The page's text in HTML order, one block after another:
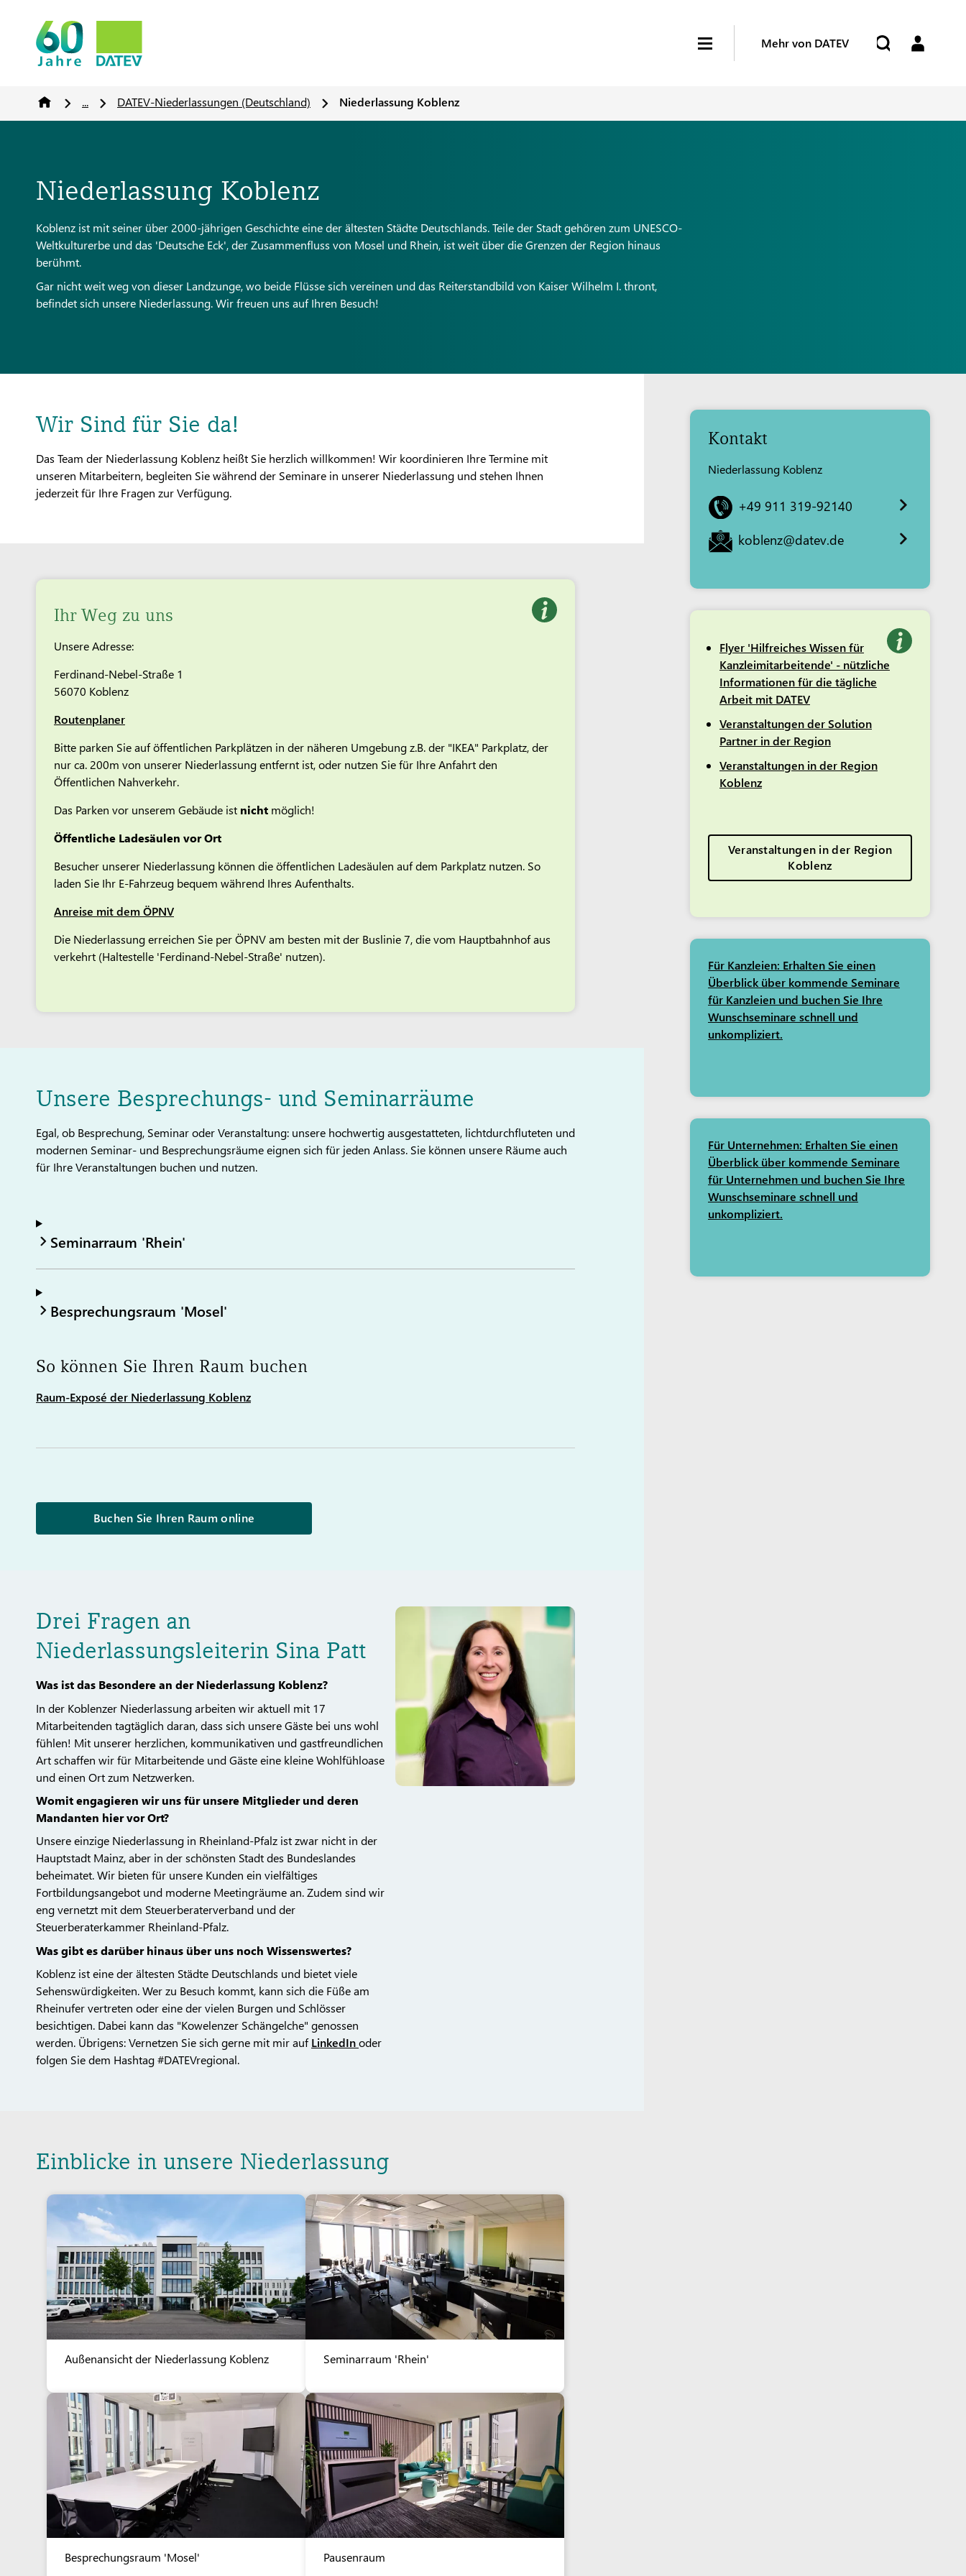
Mehr von DATEV
... DATEV-Niederlassungen (Deutschland) Niederlassung Koblenz
Niederlassung Koblenz
Koblenz ist mit seiner über 2000-jährigen Geschichte eine der ältesten Städte Deutschlands. Teile der Stadt gehören zum UNESCO-
Weltkulturerbe und das 'Deutsche Eck', der Zusammenfluss von Mosel und Rhein, ist weit über die Grenzen der Region hinaus
berühmt.
Gar nicht weit weg von dieser Landzunge, wo beide Flüsse sich vereinen und das Reiterstandbild von Kaiser Wilhelm I. thront,
befindet sich unsere Niederlassung. Wir freuen uns auf Ihren Besuch!
Wir Sind für Sie da!
Das Team der Niederlassung Koblenz heißt Sie herzlich willkommen! Wir koordinieren Ihre Termine mit
unseren Mitarbeitern, begleiten Sie während der Seminare in unserer Niederlassung und stehen Ihnen
jederzeit für Ihre Fragen zur Verfügung.
Ihr Weg zu uns
Unsere Adresse:
Ferdinand-Nebel-Straße 1
56070 Koblenz
Routenplaner
Bitte parken Sie auf öffentlichen Parkplätzen in der näheren Umgebung z.B. der "IKEA" Parkplatz, der
nur ca. 200m von unserer Niederlassung entfernt ist, oder nutzen Sie für Ihre Anfahrt den
Öffentlichen Nahverkehr.
Das Parken vor unserem Gebäude ist nicht möglich!
Öffentliche Ladesäulen vor Ort
Besucher unserer Niederlassung können die öffentlichen Ladesäulen auf dem Parkplatz nutzen. So
laden Sie Ihr E-Fahrzeug bequem während Ihres Aufenthalts.
Anreise mit dem ÖPNV
Die Niederlassung erreichen Sie per ÖPNV am besten mit der Buslinie 7, die vom Hauptbahnhof aus
verkehrt (Haltestelle 'Ferdinand-Nebel-Straße' nutzen).
Unsere Besprechungs- und Seminarräume
Egal, ob Besprechung, Seminar oder Veranstaltung: unsere hochwertig ausgestatteten, lichtdurchfluteten und
modernen Seminar- und Besprechungsräume eignen sich für jeden Anlass. Sie können unsere Räume auch
für Ihre Veranstaltungen buchen und nutzen.
Seminarraum 'Rhein'
Besprechungsraum 'Mosel'
So können Sie Ihren Raum buchen
Raum-Exposé der Niederlassung Koblenz
Buchen Sie Ihren Raum online
Drei Fragen an
Niederlassungsleiterin Sina Patt
Was ist das Besondere an der Niederlassung Koblenz?
In der Koblenzer Niederlassung arbeiten wir aktuell mit 17
Mitarbeitenden tagtäglich daran, dass sich unsere Gäste bei uns wohl
fühlen! Mit unserer herzlichen, kommunikativen und gastfreundlichen
Art schaffen wir für Mitarbeitende und Gäste eine kleine Wohlfühloase
und einen Ort zum Netzwerken.
Womit engagieren wir uns für unsere Mitglieder und deren
Mandanten hier vor Ort?
Unsere einzige Niederlassung in Rheinland-Pfalz ist zwar nicht in der
Hauptstadt Mainz, aber in der schönsten Stadt des Bundeslandes
beheimatet. Wir bieten für unsere Kunden ein vielfältiges
Fortbildungsangebot und moderne Meetingräume an. Zudem sind wir
eng vernetzt mit dem Steuerberaterverband und der
Steuerberaterkammer Rheinland-Pfalz.
Was gibt es darüber hinaus über uns noch Wissenswertes?
Koblenz ist eine der ältesten Städte Deutschlands und bietet viele
Sehenswürdigkeiten. Wer zu Besuch kommt, kann sich die Füße am
Rheinufer vertreten oder eine der vielen Burgen und Schlösser
besichtigen. Dabei kann das "Kowelenzer Schängelche" genossen
werden. Übrigens: Vernetzen Sie sich gerne mit mir aufLinkedInoder
folgen Sie dem Hashtag #DATEVregional.
Einblicke in unsere Niederlassung
Außenansicht der Niederlassung Koblenz Seminarraum 'Rhein'
Besprechungsraum 'Mosel' Pausenraum
Kontakt
Niederlassung Koblenz
+49 911 319-92140
koblenz@datev.de
Flyer 'Hilfreiches Wissen für
Kanzleimitarbeitende' - nützliche
Informationen für die tägliche
Arbeit mit DATEV
Veranstaltungen der Solution
Partner in der Region
Veranstaltungen in der Region
Koblenz
Veranstaltungen in der Region
Koblenz
Für Kanzleien: Erhalten Sie einen
Überblick über kommende Seminare
für Kanzleien und buchen Sie Ihre
Wunschseminare schnell und
unkompliziert.
Für Unternehmen: Erhalten Sie einen
Überblick über kommende Seminare
für Unternehmen und buchen Sie Ihre
Wunschseminare schnell und
unkompliziert.